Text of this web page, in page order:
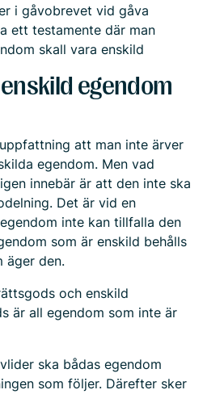
i gåvobrevet vid gåva
ett testamente där man
skall vara enskild
egendom
att man inte ärver
egendom. Men vad
innebär är att den inte ska
Det är vid en
inte kan tillfalla den
som är enskild behålls
äger den.
och enskild
är all egendom som inte är
ska bådas egendom
som följer. Därefter sker